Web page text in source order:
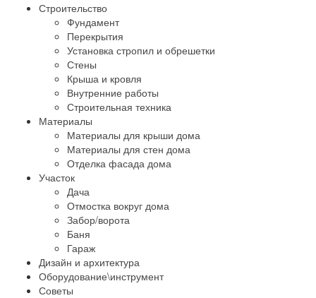
Строительство
Фундамент
Перекрытия
Установка стропил и обрешетки
Стены
Крыша и кровля
Внутренние работы
Строительная техника
Материалы
Материалы для крыши дома
Материалы для стен дома
Отделка фасада дома
Участок
Дача
Отмостка вокруг дома
Забор/ворота
Баня
Гараж
Дизайн и архитектура
Оборудование\инструмент
Советы